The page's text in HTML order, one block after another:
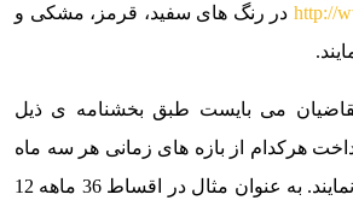
http:// در رنگ های سفید، قرمز، مشکی و
می بایست طبق بخشنامه ی ذیل
هرکدام از بازه های زمانی هر سه ماه
یک فقره چک پرداخت نمایند. به عنوان مثال در اقساط 36 ماهه 12